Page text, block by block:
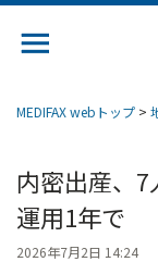
MEDIFAX webトップ >
内密出産、
運用1年で
2026年7月2日 14:24